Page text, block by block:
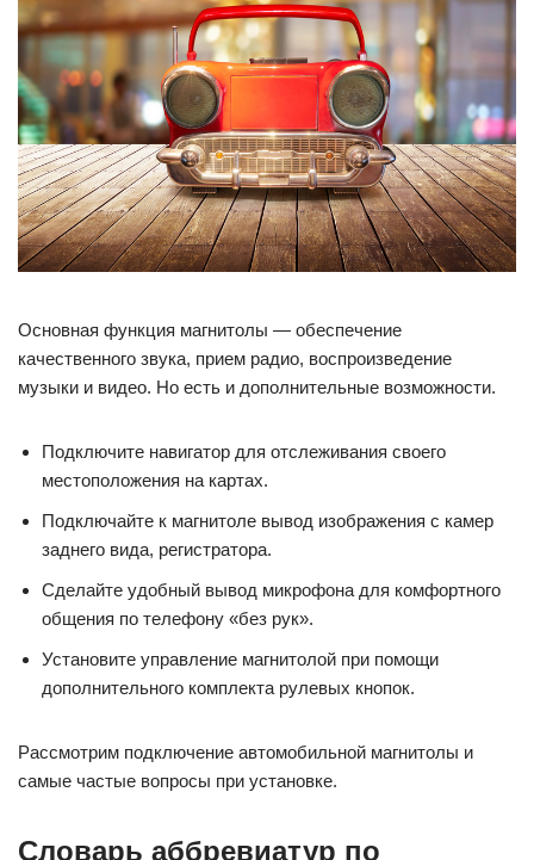
Основная функция магнитолы — обеспечение
качественного звука, прием радио, воспроизведение
музыки и видео. Но есть и дополнительные возможности.
Подключите навигатор для отслеживания своего
местоположения на картах.
Подключайте к магнитоле вывод изображения с камер
заднего вида, регистратора.
Сделайте удобный вывод микрофона для комфортного
общения по телефону «без рук».
Установите управление магнитолой при помощи
дополнительного комплекта рулевых кнопок.
Рассмотрим подключение автомобильной магнитолы и
самые частые вопросы при установке.
Словарь аббревиатур по